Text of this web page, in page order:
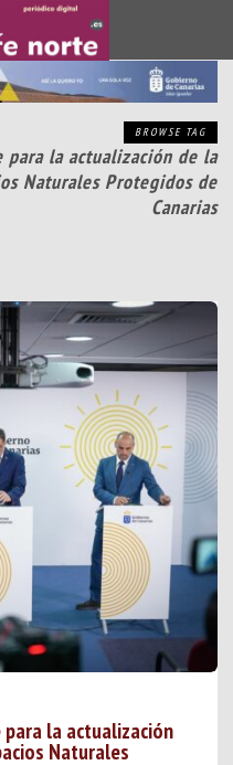
BROWSE TAG
la actualización de la
Naturales Protegidos de
Canarias
la actualización
Naturales